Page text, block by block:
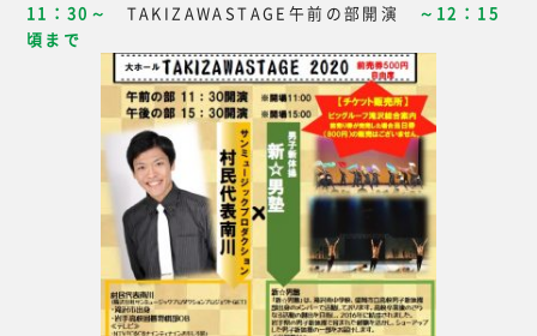
11：30～
TAKIZAWASTAGE午前の部開演
～12：15
頃まで